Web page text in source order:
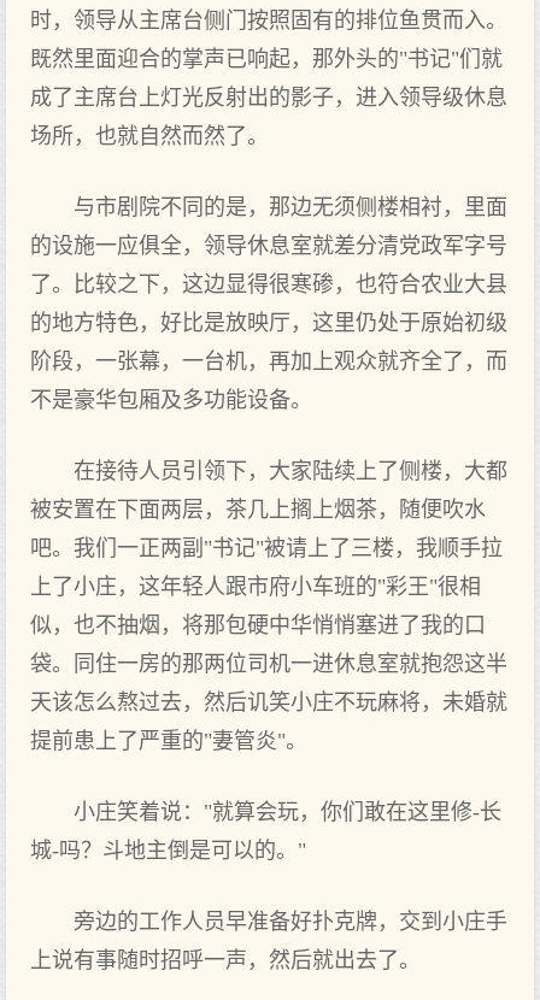
时，领导从主席台侧门按照固有的排位鱼贯而入。
既然里面迎合的掌声已响起，那外头的"书记"们就
成了主席台上灯光反射出的影子，进入领导级休息
场所，也就自然而然了。
与市剧院不同的是，那边无须侧楼相衬，里面
的设施一应俱全，领导休息室就差分清党政军字号
了。比较之下，这边显得很寒碜，也符合农业大县
的地方特色，好比是放映厅，这里仍处于原始初级
阶段，一张幕，一台机，再加上观众就齐全了，而
不是豪华包厢及多功能设备。
在接待人员引领下，大家陆续上了侧楼，大都
被安置在下面两层，茶几上搁上烟茶，随便吹水
吧。我们一正两副"书记"被请上了三楼，我顺手拉
上了小庄，这年轻人跟市府小车班的"彩王"很相
似，也不抽烟，将那包硬中华悄悄塞进了我的口
袋。同住一房的那两位司机一进休息室就抱怨这半
天该怎么熬过去，然后讥笑小庄不玩麻将，未婚就
提前患上了严重的"妻管炎"。
小庄笑着说："就算会玩，你们敢在这里修-长
城-吗？斗地主倒是可以的。"
旁边的工作人员早准备好扑克牌，交到小庄手
上说有事随时招呼一声，然后就出去了。